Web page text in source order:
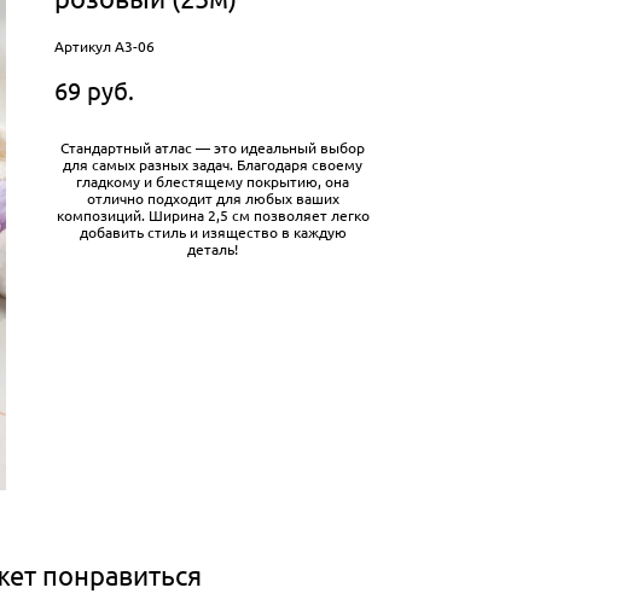
Артикул А3-06
69 pуб.
Стандартный атлас — это идеальный выбор
для самых разных задач. Благодаря своему
гладкому и блестящему покрытию, она
отлично подходит для любых ваших
композиций. Ширина 2,5 см позволяет легко
добавить стиль и изящество в каждую
деталь!
понравиться